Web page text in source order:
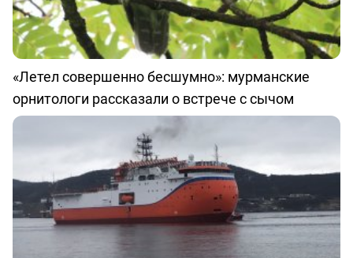
«Летел совершенно бесшумно»: мурманские
орнитологи рассказали о встрече с сычом